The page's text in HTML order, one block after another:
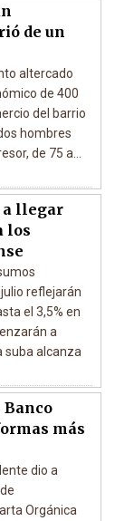
de un
altercado
de 400
del barrio
hombres
de 75 a...
a llegar
los
reflejarán
el 3,5% en
a
suba alcanza
más
dio a
Orgánica